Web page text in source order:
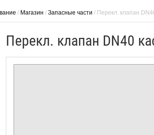
/ Магазин / Запасные части / Перекл. клапан
Перекл. клапан DN40